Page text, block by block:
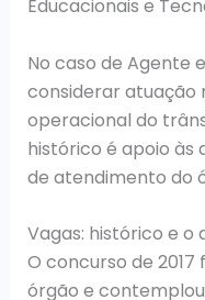
Educacionais e
No caso de Agente
considerar atuação
operacional do
histórico é apoio às
de atendimento do
Vagas: histórico e o
O concurso de
órgão e